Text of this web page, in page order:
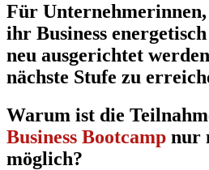
Für Unternehmerinnen,
ihr Business
neu ausgerichtet
nächste Stufe zu
Warum ist die
Business Bootcamp nur
möglich?